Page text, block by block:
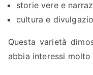
storie vere e
cultura e
Questa varietà
abbia interessi